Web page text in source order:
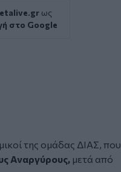
ως
στο Google
της ομάδας ΔΙΑΣ, που
Αναργύρους, μετά από